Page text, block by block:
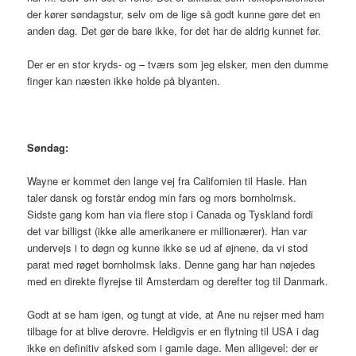
der kører søndagstur, selv om de lige så godt kunne gøre det en
anden dag. Det gør de bare ikke, for det har de aldrig kunnet før.
Der er en stor kryds- og – tværs som jeg elsker, men den dumme
finger kan næsten ikke holde på blyanten.
Søndag:
Wayne er kommet den lange vej fra Californien til Hasle. Han
taler dansk og forstår endog min fars og mors bornholmsk.
Sidste gang kom han via flere stop i Canada og Tyskland fordi
det var billigst (ikke alle amerikanere er millionærer). Han var
undervejs i to døgn og kunne ikke se ud af øjnene, da vi stod
parat med røget bornholmsk laks. Denne gang har han nøjedes
med en direkte flyrejse til Amsterdam og derefter tog til Danmark.
Godt at se ham igen, og tungt at vide, at Ane nu rejser med ham
tilbage for at blive derovre. Heldigvis er en flytning til USA i dag
ikke en definitiv afsked som i gamle dage. Men alligevel: der er